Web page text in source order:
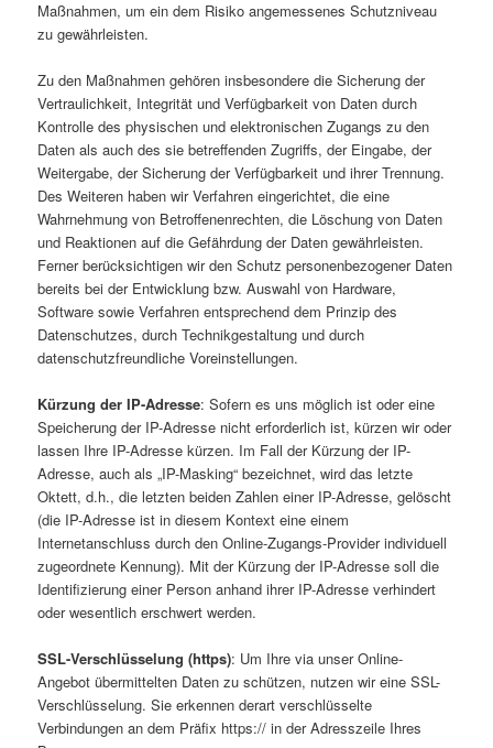
Maßnahmen, um ein dem Risiko angemessenes Schutzniveau
zu gewährleisten.
Zu den Maßnahmen gehören insbesondere die Sicherung der
Vertraulichkeit, Integrität und Verfügbarkeit von Daten durch
Kontrolle des physischen und elektronischen Zugangs zu den
Daten als auch des sie betreffenden Zugriffs, der Eingabe, der
Weitergabe, der Sicherung der Verfügbarkeit und ihrer Trennung.
Des Weiteren haben wir Verfahren eingerichtet, die eine
Wahrnehmung von Betroffenenrechten, die Löschung von Daten
und Reaktionen auf die Gefährdung der Daten gewährleisten.
Ferner berücksichtigen wir den Schutz personenbezogener Daten
bereits bei der Entwicklung bzw. Auswahl von Hardware,
Software sowie Verfahren entsprechend dem Prinzip des
Datenschutzes, durch Technikgestaltung und durch
datenschutzfreundliche Voreinstellungen.
Kürzung der IP-Adresse: Sofern es uns möglich ist oder eine
Speicherung der IP-Adresse nicht erforderlich ist, kürzen wir oder
lassen Ihre IP-Adresse kürzen. Im Fall der Kürzung der IP-
Adresse, auch als „IP-Masking“ bezeichnet, wird das letzte
Oktett, d.h., die letzten beiden Zahlen einer IP-Adresse, gelöscht
(die IP-Adresse ist in diesem Kontext eine einem
Internetanschluss durch den Online-Zugangs-Provider individuell
zugeordnete Kennung). Mit der Kürzung der IP-Adresse soll die
Identifizierung einer Person anhand ihrer IP-Adresse verhindert
oder wesentlich erschwert werden.
SSL-Verschlüsselung (https): Um Ihre via unser Online-
Angebot übermittelten Daten zu schützen, nutzen wir eine SSL-
Verschlüsselung. Sie erkennen derart verschlüsselte
Verbindungen an dem Präfix https:// in der Adresszeile Ihres